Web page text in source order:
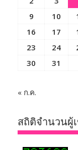
9
10
16
17
23
24
30
31
« ก.ค.
สถิติจำนวนผู้